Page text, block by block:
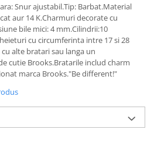
Snur ajustabil.Tip: Barbat.Material
aur 14 K.Charmuri decorate cu
bile mici: 4 mm.Cilindrii:10
cu circumferinta intre 17 si 28
alte bratari sau langa un
cutie Brooks.Bratarile includ charm
marca Brooks."Be different!"